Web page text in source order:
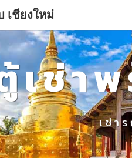
เชียงใหม่
เช่า
เช่า